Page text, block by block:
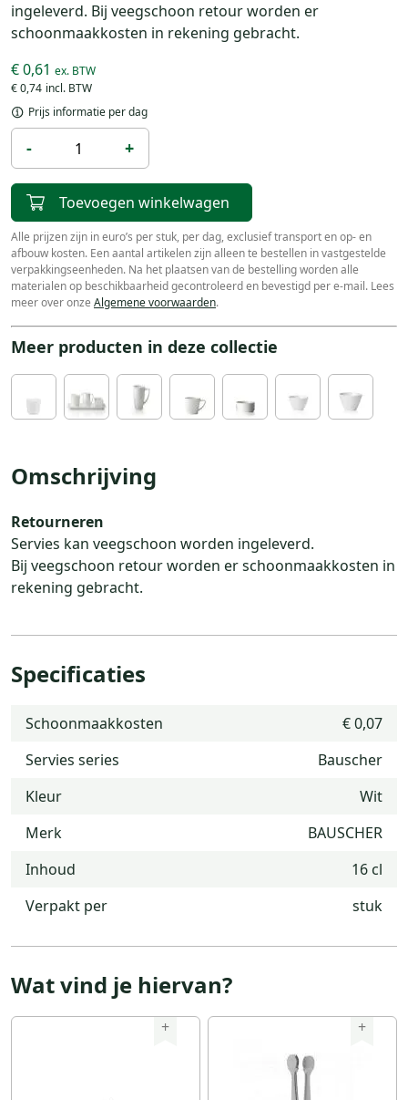
ingeleverd. Bij veegschoon retour worden er
schoonmaakkosten in rekening gebracht.
€ 0,74
€ 0,61
Prijs informatie per dag
- +
Toevoegen winkelwagen
Alle prijzen zijn in euro’s per stuk, per dag, exclusief transport en op- en
afbouw kosten. Een aantal artikelen zijn alleen te bestellen in vastgestelde
verpakkingseenheden. Na het plaatsen van de bestelling worden alle
materialen op beschikbaarheid gecontroleerd en bevestigd per e-mail. Lees
meer over onze Algemene voorwaarden.
Meer producten in deze collectie
Omschrijving
Retourneren
Servies kan veegschoon worden ingeleverd.
Bij veegschoon retour worden er schoonmaakkosten in
rekening gebracht.
Specificaties
Schoonmaakkosten
€ 0,07
Servies series
Bauscher
Kleur
Wit
Merk
BAUSCHER
Inhoud
16 cl
Verpakt per
stuk
Wat vind je hiervan?
+ +